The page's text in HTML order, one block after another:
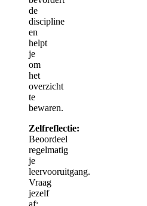
de
discipline
en
helpt
je
om
het
overzicht
te
bewaren.
Zelfreflectie:
Beoordeel
regelmatig
je
leervooruitgang.
Vraag
jezelf
af: